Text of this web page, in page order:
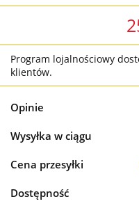
Program lojalnościowy
klientów.
Opinie
Wysyłka w ciągu
Cena przesyłki
Dostępność